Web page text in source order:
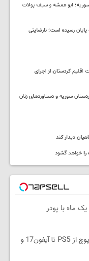
ابو عمشه و سیف پولات
رسیده است؛ نارضایتی
اقلیم کردستان از اجرای
سوریه و دستاوردهای زنان
دیدار کند
را خواهد گشود
یک ماه با پودر
گردونه شانس بدون پوچ از PS5 تا آیفون17 و